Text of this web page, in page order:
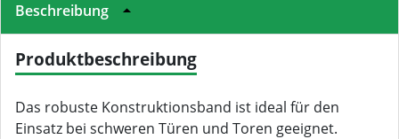
Beschreibung
Produktbeschreibung
Das robuste Konstruktionsband ist ideal für den
Einsatz bei schweren Türen und Toren geeignet.